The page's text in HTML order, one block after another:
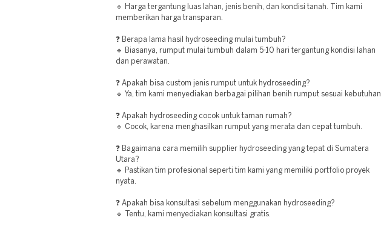
🔹 Harga tergantung luas lahan, jenis benih, dan kondisi tanah. Tim kami
memberikan harga transparan.
❓ Berapa lama hasil hydroseeding mulai tumbuh?
🔹 Biasanya, rumput mulai tumbuh dalam 5-10 hari tergantung kondisi lahan
dan perawatan.
❓ Apakah bisa custom jenis rumput untuk hydroseeding?
🔹 Ya, tim kami menyediakan berbagai pilihan benih rumput sesuai kebutuhan.
❓ Apakah hydroseeding cocok untuk taman rumah?
🔹 Cocok, karena menghasilkan rumput yang merata dan cepat tumbuh.
❓ Bagaimana cara memilih supplier hydroseeding yang tepat di Sumatera
Utara?
🔹 Pastikan tim profesional seperti tim kami yang memiliki portfolio proyek
nyata.
❓ Apakah bisa konsultasi sebelum menggunakan hydroseeding?
🔹 Tentu, kami menyediakan konsultasi gratis.